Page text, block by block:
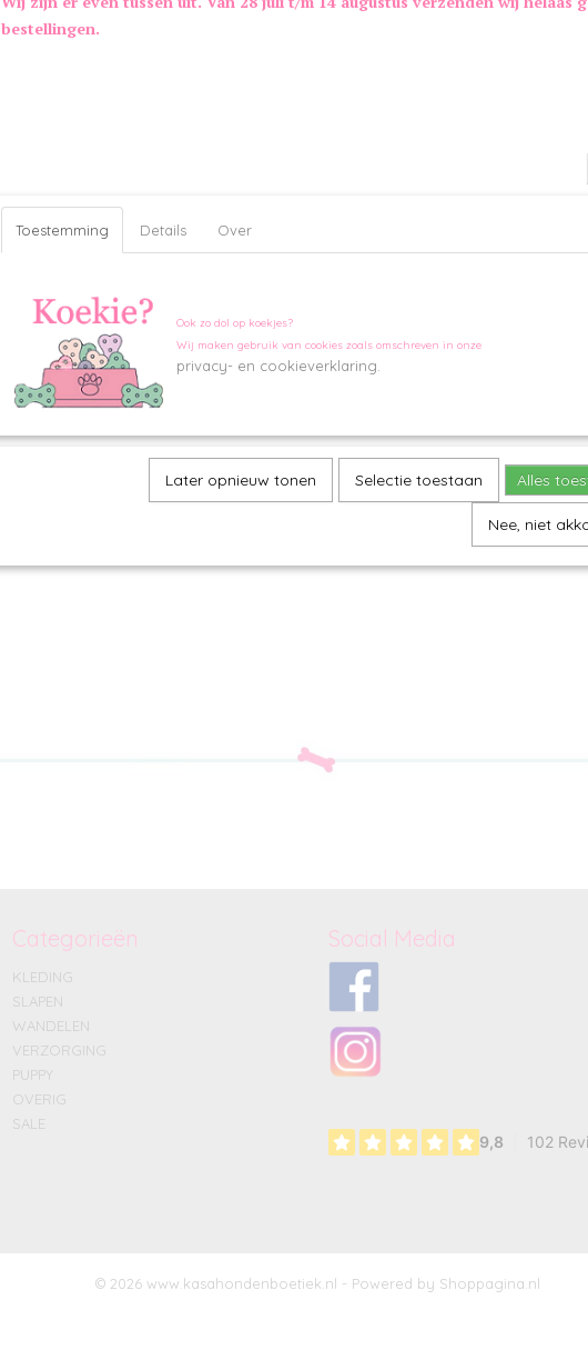
Beleef samen met jouw trouwe viervoeter urenlang speelplezier
Beans set van Petshop. Verstop de jelly beans in het zakje en laat
halen. Klaar met spelen? Berg de snoepjes op in de zak en maak
klittenband. Het zakje bevat knisperfolie en de jelly beans
Kleur:
Divers
PetShop by Fringe Studio
Categorieën
KLEDING
SLAPEN
WANDELEN
VERZORGING
PUPPY
OVERIG
SALE
Social Media
© 2026 www.kasahondenboetiek.nl - Powered by Shoppagina.nl
bestellingen.
Toestemming Details Over
Ook zo dol op koekjes?
Wij maken gebruik van cookies zoals omschreven in onze
privacy- en cookieverklaring.
Later opnieuw tonen Selectie toestaan Alles
Nee, niet